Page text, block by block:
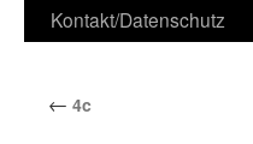
Inhalt
Kontakt/Datenschutz
← 4c